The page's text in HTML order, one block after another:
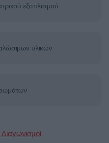
εξοπλισμού
υλικών